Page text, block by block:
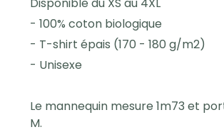
- 100% coton biologique
- T-shirt épais (170 - 180 g/m2)
- Unisexe
Le mannequin mesure 1m73 et
M.